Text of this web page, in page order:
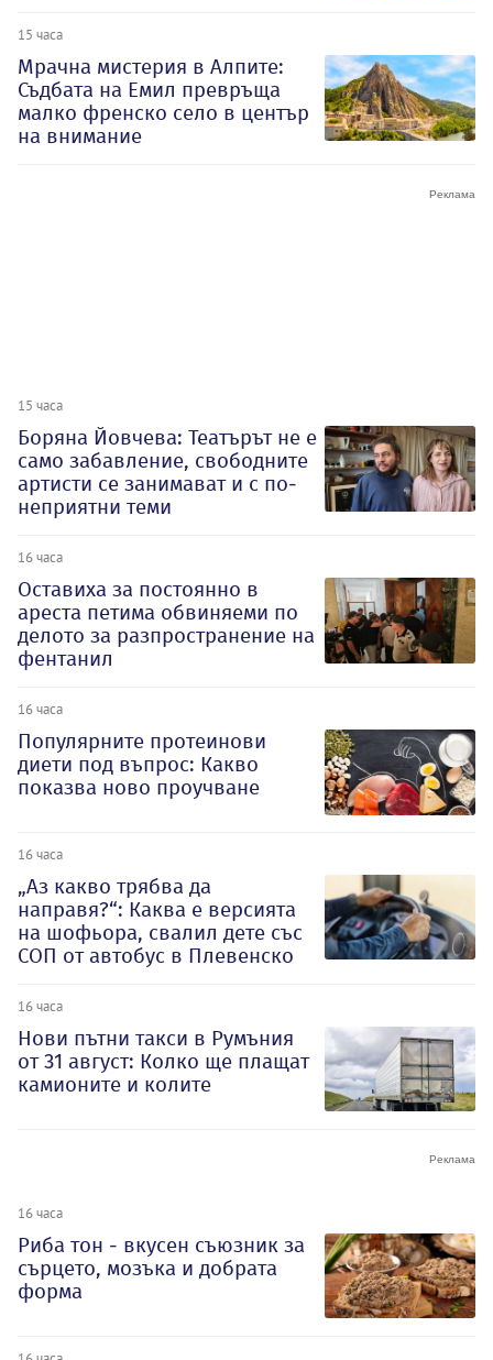
15 часа
Мрачна мистерия в Алпите:
Съдбата на Емил превръща
малко френско село в център
на внимание
15 часа
Боряна Йовчева: Театърът не е
само забавление, свободните
артисти се занимават и с по-
неприятни теми
16 часа
Оставиха за постоянно в
ареста петима обвиняеми по
делото за разпространение на
фентанил
16 часа
Популярните протеинови
диети под въпрос: Какво
показва ново проучване
16 часа
„Аз какво трябва да
направя?“: Каква е версията
на шофьора, свалил дете със
СОП от автобус в Плевенско
16 часа
Нови пътни такси в Румъния
от 31 август: Колко ще плащат
камионите и колите
16 часа
Риба тон - вкусен съюзник за
сърцето, мозъка и добрата
форма